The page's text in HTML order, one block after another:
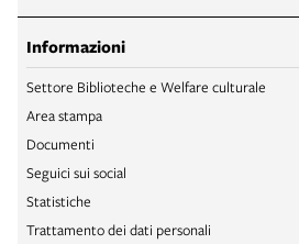
Informazioni
Settore Biblioteche e Welfare culturale
Area stampa
Documenti
Seguici sui social
Statistiche
Trattamento dei dati personali